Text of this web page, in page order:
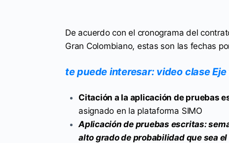
De acuerdo con el cronograma del
Gran Colombiano, estas son las fechas
te puede interesar: video clase
Citación a la aplicación de pruebas
asignado en la plataforma SIMO
Aplicación de pruebas escritas:
alto grado de probabilidad que sea el